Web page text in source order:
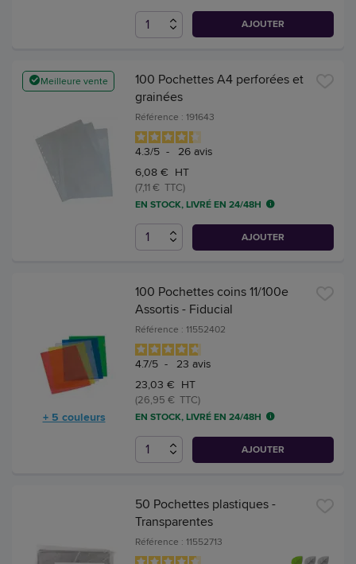
AJOUTER
Meilleure vente
100 Pochettes A4 perforées et
grainées
Référence : 191643
4.3/5 - 26 avis
6,08 € HT
(7,11 € TTC)
EN STOCK, LIVRÉ EN 24/48H
AJOUTER
+ 5 couleurs
100 Pochettes coins 11/100e
Assortis - Fiducial
Référence : 11552402
4.7/5 - 23 avis
23,03 € HT
(26,95 € TTC)
EN STOCK, LIVRÉ EN 24/48H
AJOUTER
50 Pochettes plastiques -
Transparentes
Référence : 11552713